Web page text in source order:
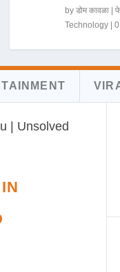
by डोम कावळा|
Technology| 0